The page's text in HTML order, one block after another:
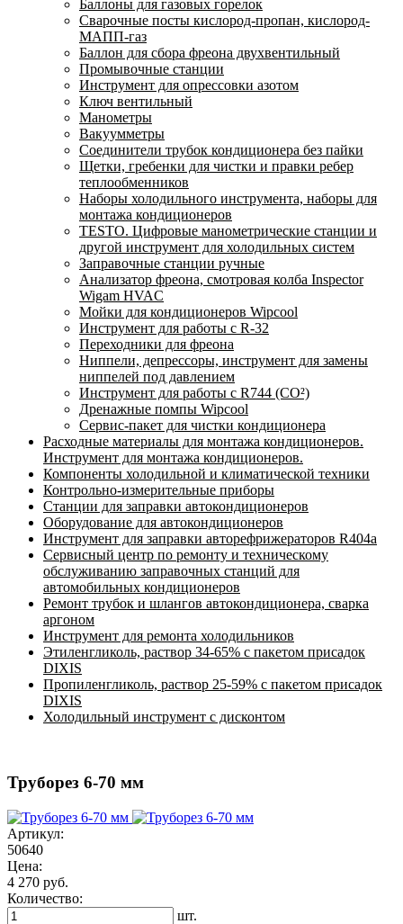
Баллоны для газовых горелок
Сварочные посты кислород-пропан, кислород-
МАПП-газ
Баллон для сбора фреона двухвентильный
Промывочные станции
Инструмент для опрессовки азотом
Ключ вентильный
Манометры
Вакуумметры
Соединители трубок кондиционера без пайки
Щетки, гребенки для чистки и правки ребер
теплообменников
Наборы холодильного инструмента, наборы для
монтажа кондиционеров
TESTO. Цифровые манометрические станции и
другой инструмент для холодильных систем
Заправочные станции ручные
Анализатор фреона, смотровая колба Inspector
Wigam HVAC
Мойки для кондиционеров Wipcool
Инструмент для работы с R-32
Переходники для фреона
Ниппели, депрессоры, инструмент для замены
ниппелей под давлением
Инструмент для работы с R744 (CO²)
Дренажные помпы Wipcool
Сервис-пакет для чистки кондиционера
Расходные материалы для монтажа кондиционеров.
Инструмент для монтажа кондиционеров.
Компоненты холодильной и климатической техники
Контрольно-измерительные приборы
Станции для заправки автокондиционеров
Оборудование для автокондиционеров
Инструмент для заправки авторефрижераторов R404a
Сервисный центр по ремонту и техническому
обслуживанию заправочных станций для
автомобильных кондиционеров
Ремонт трубок и шлангов автокондиционера, сварка
аргоном
Инструмент для ремонта холодильников
Этиленгликоль, раствор 34-65% с пакетом присадок
DIXIS
Пропиленгликоль, раствор 25-59% с пакетом присадок
DIXIS
Холодильный инструмент с дисконтом
Труборез 6-70 мм
Артикул:
50640
Цена:
4 270 руб.
Количество:
шт.